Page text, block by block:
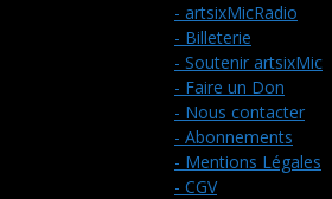
- artsixMicRadio
- Billeterie
- Soutenir artsixMic
- Faire un Don
- Nous contacter
- Abonnements
- Mentions Légales
- CGV